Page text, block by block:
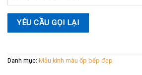
Danh mục: Mẫu kính màu ốp bếp đẹp